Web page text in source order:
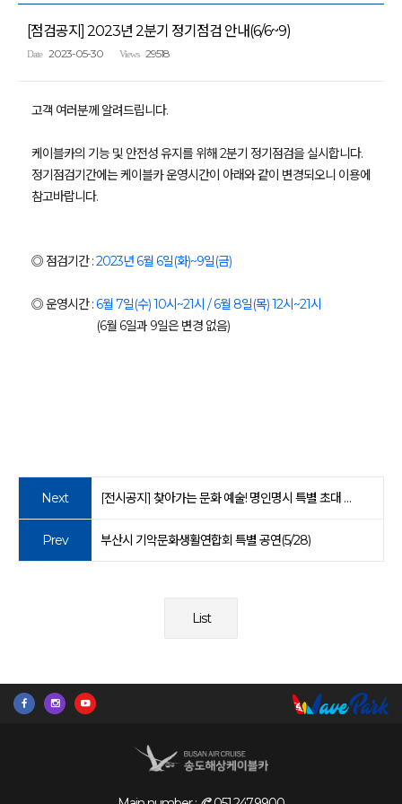
[점검공지] 2023년 2분기 정기점검 안내(6/6~9)
Date 2023-05-30 Views 29518
고객 여러분께 알려드립니다.
케이블카의 기능 및 안전성 유지를 위해 2분기 정기점검을 실시합니다.
정기점검기간에는 케이블카 운영시간이 아래와 같이 변경되오니 이용에
참고바랍니다.
◎ 점검기간 :2023년 6월 6일(화)~9일(금)
◎ 운영시간 : 6월 7일(수) 10시~21시 / 6월 8일(목) 12시~21시
(6월 6일과 9일은 변경 없음)
Next [전시공지] 찾아가는 문화 예술! 명인명시 특별 초대 시화전 「2023 詩 자연에 걸리다」
Prev 부산시 기악문화생활연합회 특별 공연(5/28)
List